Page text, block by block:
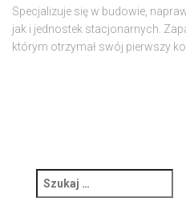
Specjalizuje się w budowie,
jak i jednostek stacjonarnych.
którym otrzymał swój pierwszy
z